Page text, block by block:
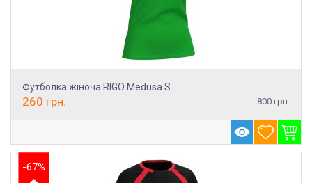
Футболка жіноча RIGO Medusa S
260 грн. 800 грн.
-67%